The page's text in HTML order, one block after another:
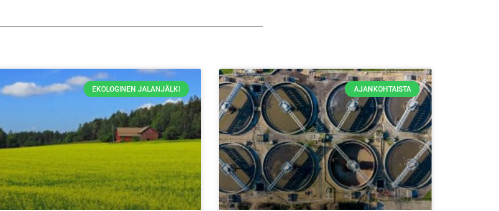
EKOLOGINEN JALANJÄLKI AJANKOHTAISTA